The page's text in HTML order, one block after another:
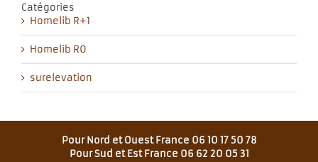
Catégories
Homelib R+1
Homelib R0
surelevation
Pour Nord et Ouest France 06 10 17 50 78
Pour Sud et Est France 06 62 20 05 31